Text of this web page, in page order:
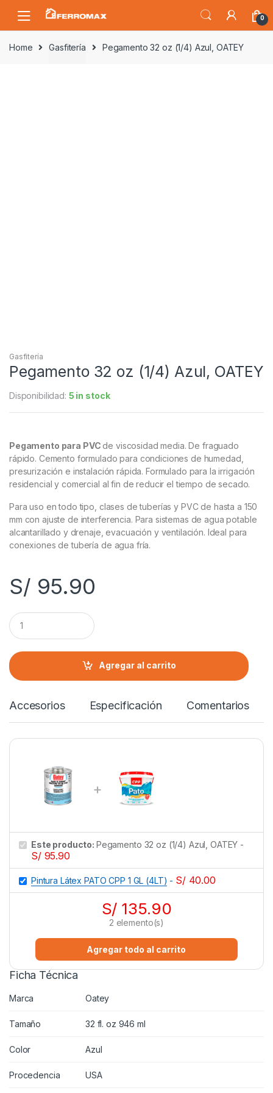
la
navegación
contenido
0
Home Gasfitería Pegamento 32 oz (1/4) Azul, OATEY
Gasfitería
Pegamento 32 oz (1/4) Azul, OATEY
Disponibilidad: 5 in stock
Pegamento para PVC de viscosidad media. De fraguado
rápido. Cemento formulado para condiciones de humedad,
presurización e instalación rápida. Formulado para la irrigación
residencial y comercial al fin de reducir el tiempo de secado.
Para uso en todo tipo, clases de tuberías y PVC de hasta a 150
mm con ajuste de interferencia. Para sistemas de agua potable
alcantarillado y drenaje, evacuación y ventilación. Ideal para
conexiones de tubería de agua fría.
S/ 95.90
C
a
n
i
d
Agregar al carrito
Accesorios Especificación Comentarios
Este producto: Pegamento 32 oz (1/4) Azul, OATEY -
S/95.90
Pintura Látex PATO CPP 1 GL (4LT) - S/40.00
S/ 135.90
2 elemento(s)
Agregar todo al carrito
Ficha Técnica
Marca Oatey
Tamaño 32 fl. oz 946 ml
Color Azul
Procedencia USA